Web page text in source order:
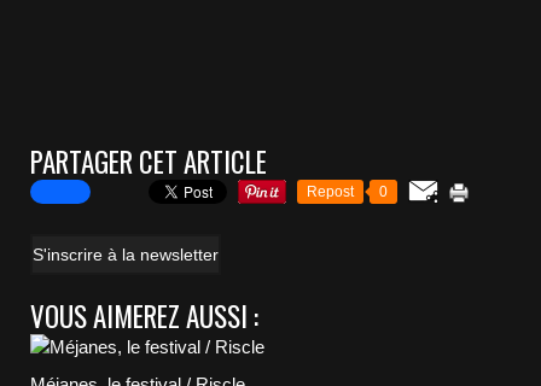
PARTAGER CET ARTICLE
Repost 0
S'inscrire à la newsletter
VOUS AIMEREZ AUSSI :